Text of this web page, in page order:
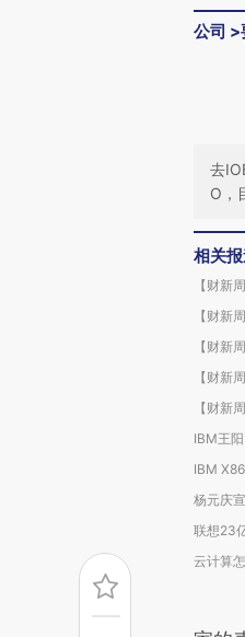
公司 >
去
O，
相关
【财新
【财新
【财新
【财新
【财新
IBM王
IBM
杨元庆
联想23
云计算